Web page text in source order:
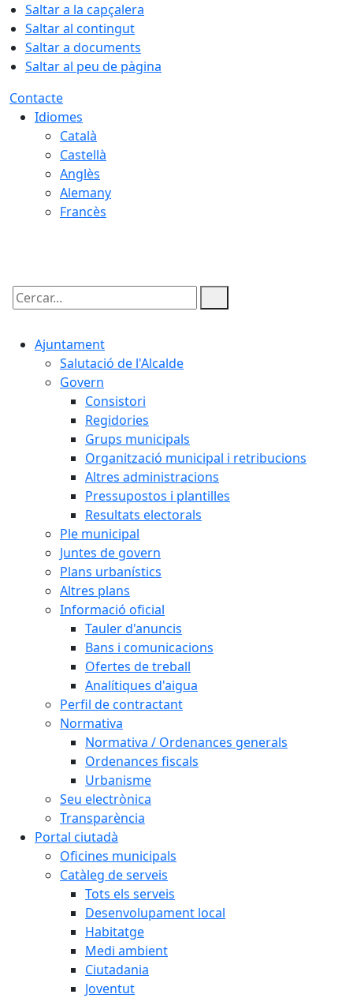
Saltar a la capçalera
Saltar al contingut
Saltar a documents
Saltar al peu de pàgina
Contacte
Idiomes
Català
Castellà
Anglès
Alemany
Francès
Cercar:
Ajuntament
Salutació de l'Alcalde
Govern
Consistori
Regidories
Grups municipals
Organització municipal i retribucions
Altres administracions
Pressupostos i plantilles
Resultats electorals
Ple municipal
Juntes de govern
Plans urbanístics
Altres plans
Informació oficial
Tauler d'anuncis
Bans i comunicacions
Ofertes de treball
Analítiques d'aigua
Perfil de contractant
Normativa
Normativa / Ordenances generals
Ordenances fiscals
Urbanisme
Seu electrònica
Transparència
Portal ciutadà
Oficines municipals
Catàleg de serveis
Tots els serveis
Desenvolupament local
Habitatge
Medi ambient
Ciutadania
Joventut